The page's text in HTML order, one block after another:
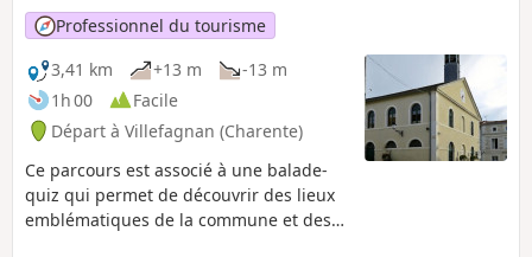
Professionnel du tourisme
3,41 km
+13 m
-13 m
1h 00
Facile
Départ à Villefagnan (Charente)
Ce parcours est associé à une balade-
quiz qui permet de découvrir des lieux
emblématiques de la commune et des